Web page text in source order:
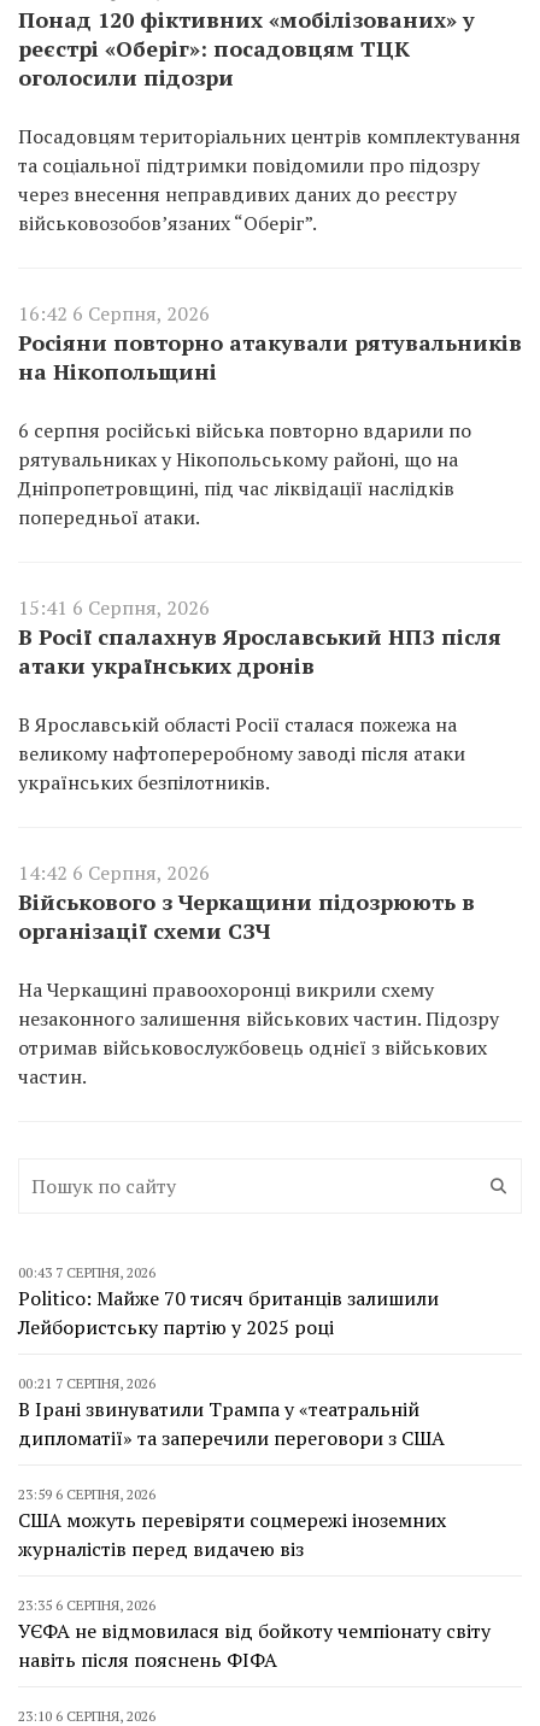
Понад 120 фіктивних «мобілізованих» у
реєстрі «Оберіг»: посадовцям ТЦК
оголосили підозри
Посадовцям територіальних центрів комплектування
та соціальної підтримки повідомили про підозру
через внесення неправдивих даних до реєстру
військовозобов’язаних “Оберіг”.
16:42 6 Серпня, 2026
Росіяни повторно атакували рятувальників
на Нікопольщині
6 серпня російські війська повторно вдарили по
рятувальниках у Нікопольському районі, що на
Дніпропетровщині, під час ліквідації наслідків
попередньої атаки.
15:41 6 Серпня, 2026
В Росії спалахнув Ярославський НПЗ після
атаки українських дронів
В Ярославській області Росії сталася пожежа на
великому нафтопереробному заводі після атаки
українських безпілотників.
14:42 6 Серпня, 2026
Військового з Черкащини підозрюють в
організації схеми СЗЧ
На Черкащині правоохоронці викрили схему
незаконного залишення військових частин. Підозру
отримав військовослужбовець однієї з військових
частин.
00:43 7 СЕРПНЯ, 2026
Politico: Майже 70 тисяч британців залишили
Лейбористську партію у 2025 році
00:21 7 СЕРПНЯ, 2026
В Ірані звинуватили Трампа у «театральній
дипломатії» та заперечили переговори з США
23:59 6 СЕРПНЯ, 2026
США можуть перевіряти соцмережі іноземних
журналістів перед видачею віз
23:35 6 СЕРПНЯ, 2026
УЄФА не відмовилася від бойкоту чемпіонату світу
навіть після пояснень ФІФА
23:10 6 СЕРПНЯ, 2026